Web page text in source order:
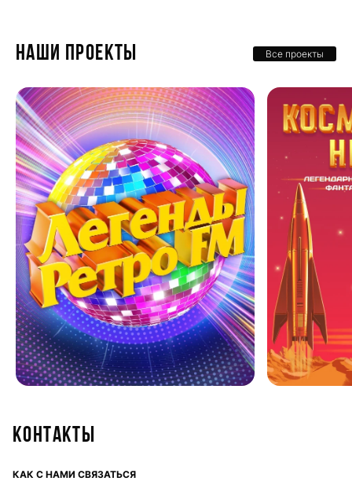
НАШИ ПРОЕКТЫ Все проекты
Контакты
КАК С НАМИ СВЯЗАТЬСЯ